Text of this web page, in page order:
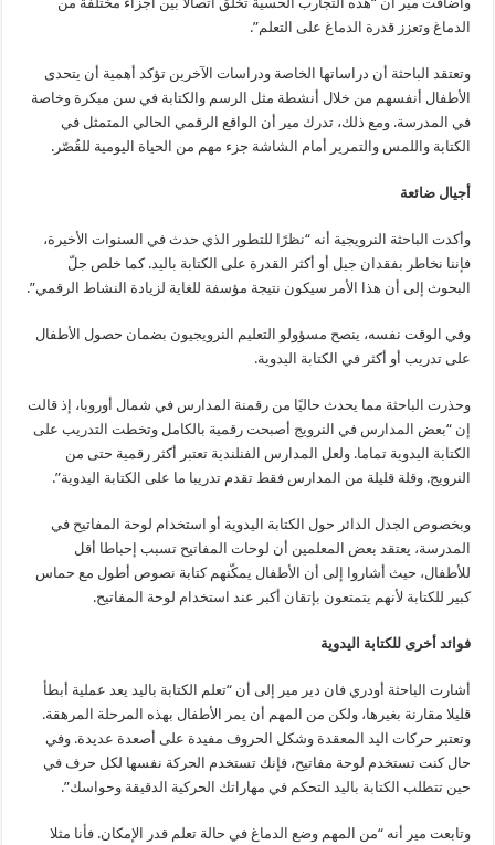
الدماغ وتعزز قدرة الدماغ على التعلم”.
وتعتقد الباحثة أن دراساتها الخاصة ودراسات الآخرين تؤكد أهمية أن يتحدى
الأطفال أنفسهم من خلال أنشطة مثل الرسم والكتابة في سن مبكرة وخاصة
في المدرسة. ومع ذلك، تدرك مير أن الواقع الرقمي الحالي المتمثل في
الكتابة واللمس والتمرير أمام الشاشة جزء مهم من الحياة اليومية للقُصّر.
أجيال ضائعة
وأكدت الباحثة النرويجية أنه “نظرًا للتطور الذي حدث في السنوات الأخيرة،
فإننا نخاطر بفقدان جيل أو أكثر القدرة على الكتابة باليد. كما خلص جلّ
البحوث إلى أن هذا الأمر سيكون نتيجة مؤسفة للغاية لزيادة النشاط الرقمي”.
وفي الوقت نفسه، ينصح مسؤولو التعليم النرويجيون بضمان حصول الأطفال
على تدريب أو أكثر في الكتابة اليدوية.
وحذرت الباحثة مما يحدث حاليًا من رقمنة المدارس في شمال أوروبا، إذ قالت
إن “بعض المدارس في النرويج أصبحت رقمية بالكامل وتخطت التدريب على
الكتابة اليدوية تماما. ولعل المدارس الفنلندية تعتبر أكثر رقمية حتى من
النرويج. وقلة قليلة من المدارس فقط تقدم تدريبا ما على الكتابة اليدوية”.
وبخصوص الجدل الدائر حول الكتابة اليدوية أو استخدام لوحة المفاتيح في
المدرسة، يعتقد بعض المعلمين أن لوحات المفاتيح تسبب إحباطا أقل
للأطفال، حيث أشاروا إلى أن الأطفال يمكّنهم كتابة نصوص أطول مع حماس
كبير للكتابة لأنهم يتمتعون بإتقان أكبر عند استخدام لوحة المفاتيح.
فوائد أخرى للكتابة اليدوية
أشارت الباحثة أودري فان دير مير إلى أن “تعلم الكتابة باليد يعد عملية أبطأ
قليلا مقارنة بغيرها، ولكن من المهم أن يمر الأطفال بهذه المرحلة المرهقة.
وتعتبر حركات اليد المعقدة وشكل الحروف مفيدة على أصعدة عديدة. وفي
حال كنت تستخدم لوحة مفاتيح، فإنك تستخدم الحركة نفسها لكل حرف في
حين تتطلب الكتابة باليد التحكم في مهاراتك الحركية الدقيقة وحواسك”.
وتابعت مير أنه “من المهم وضع الدماغ في حالة تعلم قدر الإمكان. فأنا مثلا